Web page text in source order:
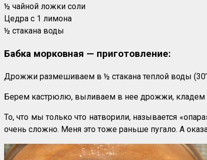
½ чайной ложки соли
Цедра с 1 лимона
½ стакана воды
Бабка морковная — приготовление:
Дрожжи размешиваем в ½ стакана теплой воды
Берем кастрюлю, выливаем в нее дрожжи, кладем
То, что мы только что натворили, называется
очень сложно. Меня это тоже раньше пугало. А